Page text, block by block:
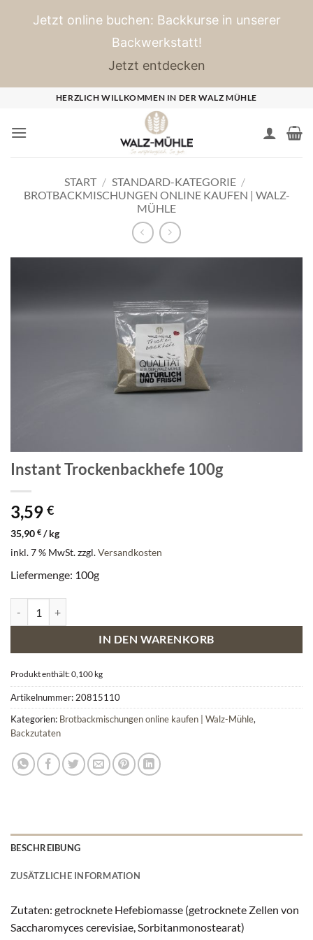
Jetzt online buchen: Backkurse in unserer
Backwerkstatt!
Jetzt entdecken
springen
HERZLICH WILLKOMMEN IN DER WALZ MÜHLE
START / STANDARD-KATEGORIE /
BROTBACKMISCHUNGEN ONLINE KAUFEN | WALZ-
MÜHLE
Instant Trockenbackhefe 100g
3,59 €
35,90 € /kg
inkl. 7 % MwSt.zzgl.Versandkosten
Liefermenge: 100g
IN DEN WARENKORB
Produkt enthält: 0,100 kg
Artikelnummer: 20815110
Kategorien: Brotbackmischungen online kaufen | Walz-Mühle,
Backzutaten
BESCHREIBUNG
ZUSÄTZLICHE INFORMATION
Zutaten: getrocknete Hefebiomasse (getrocknete Zellen von
Saccharomyces cerevisiae, Sorbitanmonostearat)